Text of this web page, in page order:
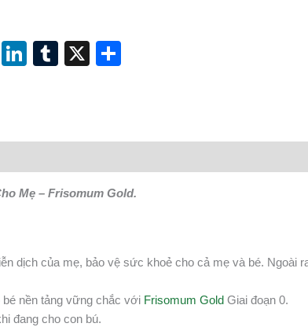
LinkedIn
Tumblr
X Share
Mẹ – Frisomum Gold.
dịch của mẹ, bảo vệ sức khoẻ cho cả mẹ và bé. Ngoài
nền tảng vững chắc với Frisomum Gold Giai đoạn 0.
đang cho con bú.